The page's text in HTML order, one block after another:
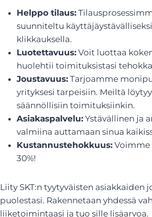
Helppo tilaus:
suunniteltu
klikkauksella.
Luotettavuus: Voit luottaa
huolehtii toimituksistasi
Joustavuus: Tarjoamme
yrityksesi tarpeisiin. Meiltä
säännöllisiin toimituksiinkin.
Asiakaspalvelu: Ystävällinen ja
valmiina auttamaan sinua
Kustannustehokkuus: Voimme
30%!
Liity SKT:n tyytyväisten
puolestasi. Rakennetaan yhdessä
liiketoimintaasi ja tuo sille lisäarvoa.